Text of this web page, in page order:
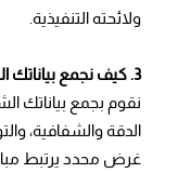
ولائحته التنفيذية.
3. كيف نجمع بياناتك الشخصية؟
نقوم بجمع بياناتك
الدقة والشفافية،
غرض محدد يرتبط